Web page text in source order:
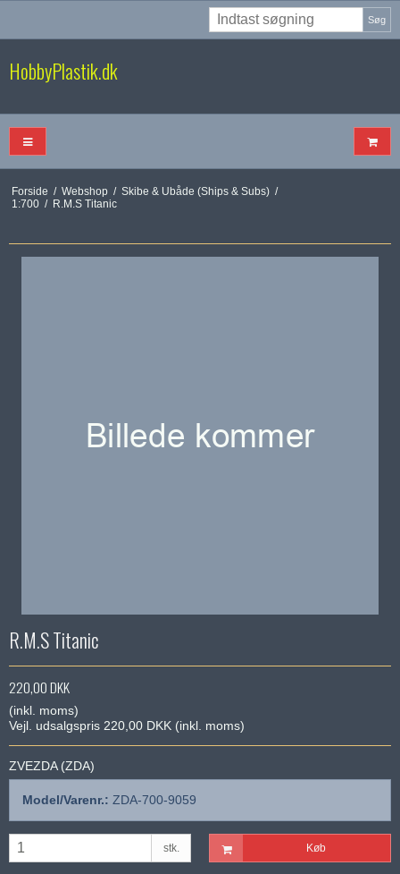
Søg
HobbyPlastik.dk
Forside / Webshop / Skibe & Ubåde (Ships & Subs) /
1:700 / R.M.S Titanic
R.M.S Titanic
220,00 DKK
(inkl. moms)
Vejl. udsalgspris 220,00 DKK (inkl. moms)
ZVEZDA (ZDA)
Model/Varenr.: ZDA-700-9059
stk. Køb